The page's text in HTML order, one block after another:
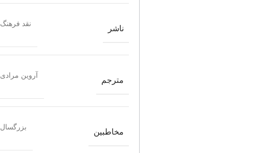
ناشر
نقد فرهنگ
مترجم
آروین مرادی
مخاطبین
بزرگسال